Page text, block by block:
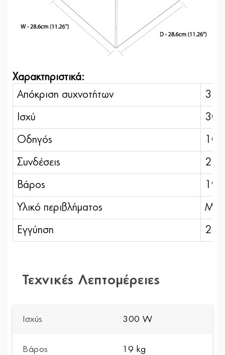
Χαρακτηριστικά:
Απόκριση συχνοτήτων
32
Ισχύ
Οδηγός
Συνδέσεις 2
Βάρος 19
Υλικό περιβλήματος
Εγγύηση 2
Τεχνικές Λεπτομέρειες
Ισχύς 300 W
Βάρος 19 kg